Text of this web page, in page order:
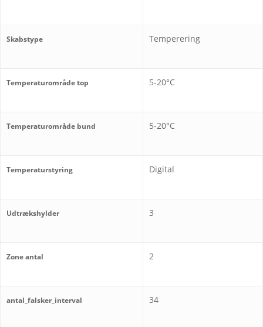
Skabstype Temperering
Temperaturområde top 5-20°C
Temperaturområde bund 5-20°C
Temperaturstyring Digital
Udtrækshylder 3
Zone antal 2
antal_falsker_interval 34